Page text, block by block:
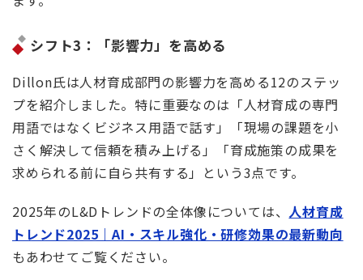
シフト3：「影響力」を高める
Dillon氏は人材育成部門の影響力を高める12のステッ
プを紹介しました。特に重要なのは「人材育成の専門
用語ではなくビジネス用語で話す」「現場の課題を小
さく解決して信頼を積み上げる」「育成施策の成果を
求められる前に自ら共有する」という3点です。
2025年のL&Dトレンドの全体像については、人材育成
トレンド2025｜AI・スキル強化・研修効果の最新動向
もあわせてご覧ください。